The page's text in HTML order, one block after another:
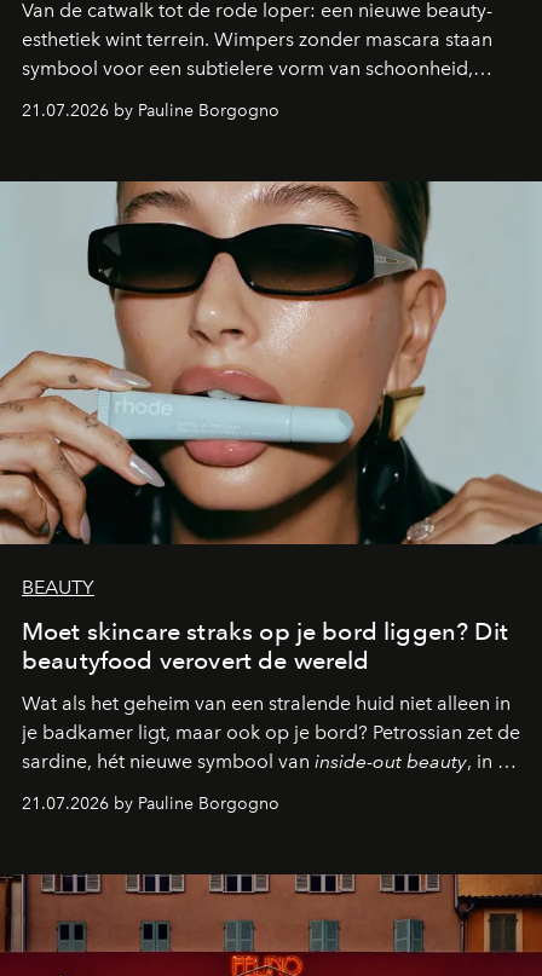
Van de catwalk tot de rode loper: een nieuwe beauty-
esthetiek wint terrein. Wimpers zonder mascara staan
symbool voor een subtielere vorm van schoonheid,
waarin zelfvertrouwen belangrijker is dan een overvloed
aan make-up.
21.07.2026 by Pauline Borgogno
BEAUTY
Moet skincare straks op je bord liggen? Dit
beautyfood verovert de wereld
Wat als het geheim van een stralende huid niet alleen in
je badkamer ligt, maar ook op je bord? Petrossian zet de
sardine, hét nieuwe symbool van inside-out beauty, in de
kijker met twee gastronomische creaties.
21.07.2026 by Pauline Borgogno